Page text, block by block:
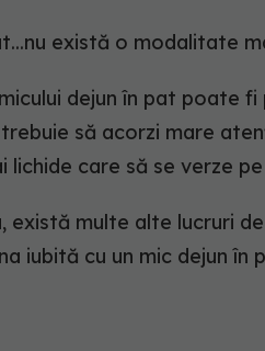
există o modalitate
dejun în pat poate
să acorzi mare
lichide care să se verze
există multe alte lucruri
iubită cu un mic dejun în